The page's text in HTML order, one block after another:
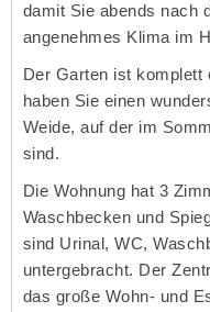
damit Sie abends nach
angenehmes Klima im
Der Garten ist komplett
haben Sie einen
Weide, auf der im
sind.
Die Wohnung hat 3
Waschbecken und
sind Urinal, WC,
untergebracht. Der
das große Wohn- und